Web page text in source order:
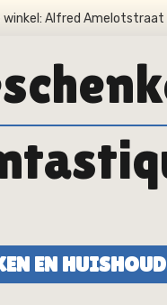
winkel: Alfred
EN HUISHOUD